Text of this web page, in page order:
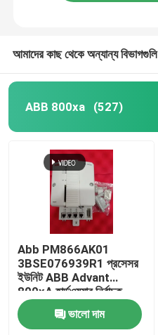
আমাদের কাছ থেকে অন্যান্য বিভাগগুলি
ABB 800xa (527)
Abb PM866AK01
3BSE076939R1 প্রসেসর
ইউনিট ABB Advant
800xA হার্ডওয়্যার নির্বাচক
ভালো দাম